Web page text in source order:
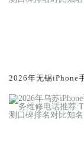
2026年无锡iPhone
口碑排名对比知名